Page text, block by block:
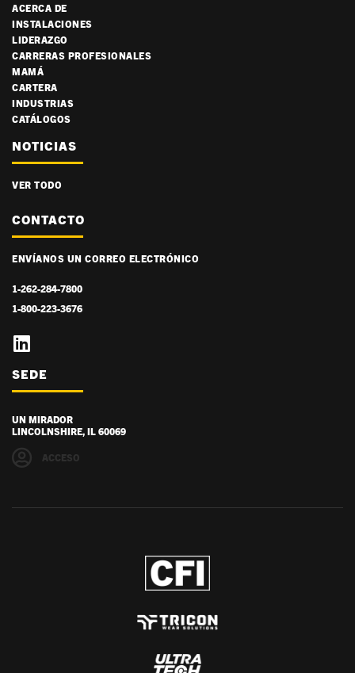
ACERCA DE
INSTALACIONES
LIDERAZGO
CARRERAS PROFESIONALES
MAMÁ
CARTERA
INDUSTRIAS
CATÁLOGOS
NOTICIAS
VER TODO
CONTACTO
ENVÍANOS UN CORREO ELECTRÓNICO
1-262-284-7800
1-800-223-3676
SEDE
UN MIRADOR
LINCOLNSHIRE, IL 60069
ACCESO